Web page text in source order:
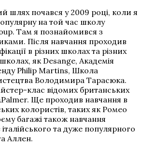
шлях почався у 2009 році, коли я
на той час школу
Там я познайомився з
Після навчання проходив
в різних школах та різних
як Desange, Академія
Philip Martins, Школа
Володимира Тарасюка.
клас відомих британських
Ще проходив навчання в
колористів, таких як Ромео
багажі також навчання
та дуже популярного
Аллен.